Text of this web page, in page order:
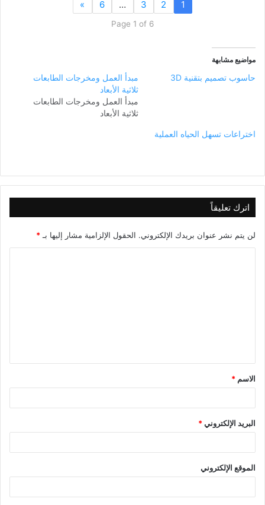
1
2
3
…
6
»
Page 1 of 6
مواضيع مشابهة
حاسوب تصميم بتقنية 3D
مبدأ العمل ومخرجات الطابعات
ثلاثية الأبعاد
مبدأ العمل ومخرجات الطابعات
ثلاثية الأبعاد
اختراعات تسهل الحياه العملية
اترك تعليقاً
لن يتم نشر عنوان بريدك الإلكتروني. الحقول الإلزامية مشار إليها بـ *
الاسم *
البريد الإلكتروني*
الموقع الإلكتروني